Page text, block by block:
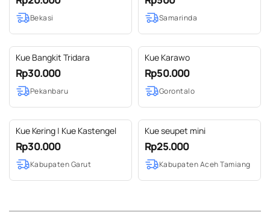
Bekasi Samarinda
Kue Bangkit Tridara
Rp30.000
Pekanbaru
Kue Karawo
Rp50.000
Gorontalo
Kue Kering | Kue Kastengel
Rp30.000
Kabupaten Garut
Kue seupet mini
Rp25.000
Kabupaten Aceh Tamiang